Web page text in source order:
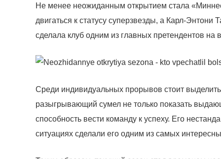
Не менее неожиданным открытием стала
двигаться к статусу суперзвезды, а Карл-
сделала клуб одним из главных претендентов
Среди индивидуальных прорывов стоит
разыгрывающий сумел не только показать
способность вести команду к успеху. Его
ситуациях сделали его одним из самых